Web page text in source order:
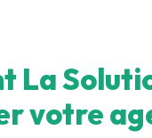
La
votre